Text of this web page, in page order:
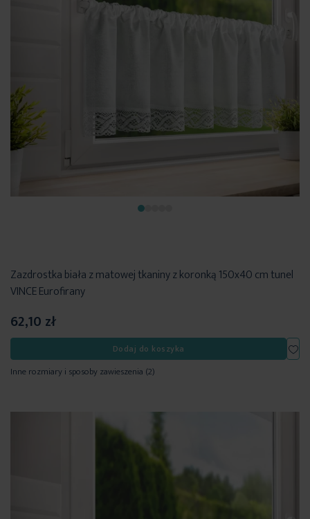
Zazdrostka biała z matowej tkaniny z koronką 150x40 cm tunel
VINCE Eurofirany
62,10 zł
Dodaj do koszyka
Inne rozmiary i sposoby zawieszenia (2)